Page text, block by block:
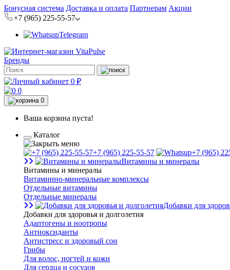
Бонусная система Доставка и оплата Партнерам Акции
+7 (965) 225-55-57
Telegram
Бренды
0 ₽
0
0
Ваша корзина пуста!
Каталог
+7 (965) 225-55-57 +7 (965)
Витамины и минералы
Витамины и минералы
Витаминно-минеральные комплексы
Отдельные витамины
Отдельные минералы
Добавки для
Добавки для здоровья и долголетия
Адаптогены и ноотропы
Антиоксиданты
Антистресс и здоровый сон
Грибы
Для волос, ногтей и кожи
Для сердца и сосудов